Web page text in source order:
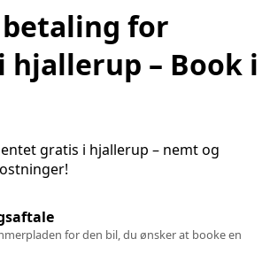
for
hjallerup – Book i
gratis i hjallerup – nemt og
for den bil, du ønsker at booke en